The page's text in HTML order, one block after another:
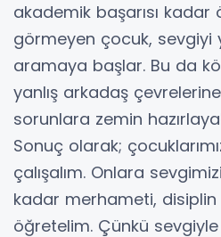
akademik başarısı kadar
görmeyen çocuk, sevgiyi
aramaya başlar. Bu da
yanlış arkadaş
sorunlara zemin
Sonuç olarak;
çalışalım. Onlara
kadar merhameti,
öğretelim. Çünkü